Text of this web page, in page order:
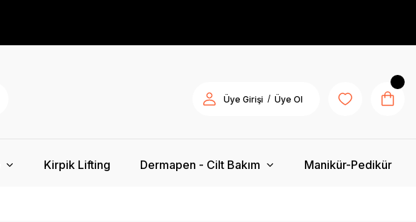
Üye Girişi / Üye Ol
Kirpik Lifting Dermapen - Cilt Bakım Manikür-Pedikür